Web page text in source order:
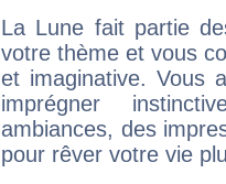
La Lune fait partie
votre thème et vous
et imaginative. Vous
imprégner
ambiances, des
pour rêver votre vie